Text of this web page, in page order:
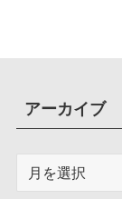
アーカイブ